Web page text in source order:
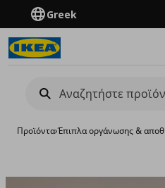
Greek
Προϊόντα›Έπιπλα οργάνωσης &